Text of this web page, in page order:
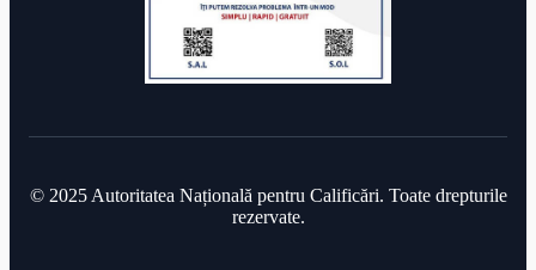
© 2025 Autoritatea Națională pentru Calificări. Toate drepturile
rezervate.